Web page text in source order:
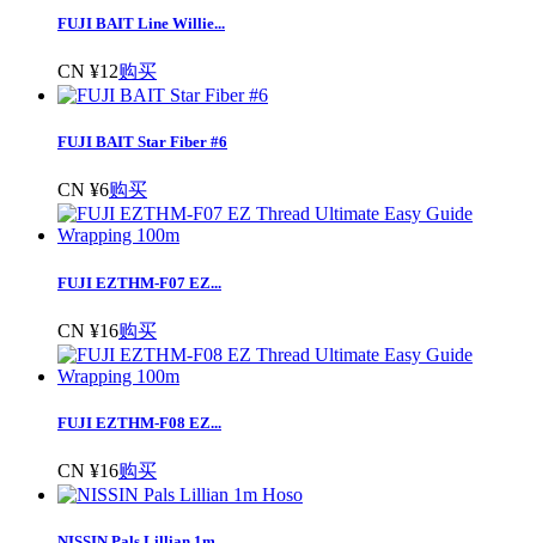
FUJI BAIT Line Willie...
CN ¥12购买
FUJI BAIT Star Fiber #6
CN ¥6购买
FUJI EZTHM-F07 EZ...
CN ¥16购买
FUJI EZTHM-F08 EZ...
CN ¥16购买